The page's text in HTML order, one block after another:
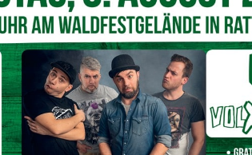
drunter Bürgermeister Dipl.-HLFL-
, GemeinderatRudolf SCHÄDL, die
derKegelgruppen der Gailtaler